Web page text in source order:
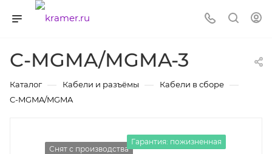
C-MGMA/MGMA-3
Каталог — Кабели и разъёмы — Кабели в сборе —
C-MGMA/MGMA
Снят с производства
Гарантия: пожизненная